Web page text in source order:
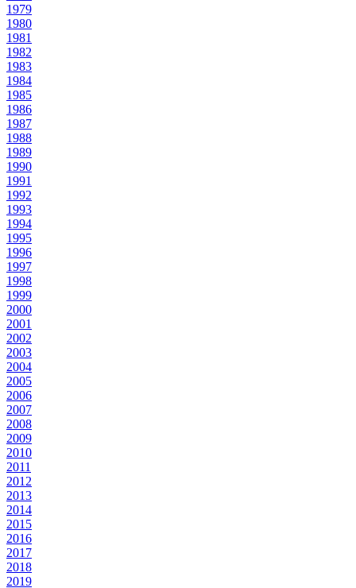
1979
1980
1981
1982
1983
1984
1985
1986
1987
1988
1989
1990
1991
1992
1993
1994
1995
1996
1997
1998
1999
2000
2001
2002
2003
2004
2005
2006
2007
2008
2009
2010
2011
2012
2013
2014
2015
2016
2017
2018
2019